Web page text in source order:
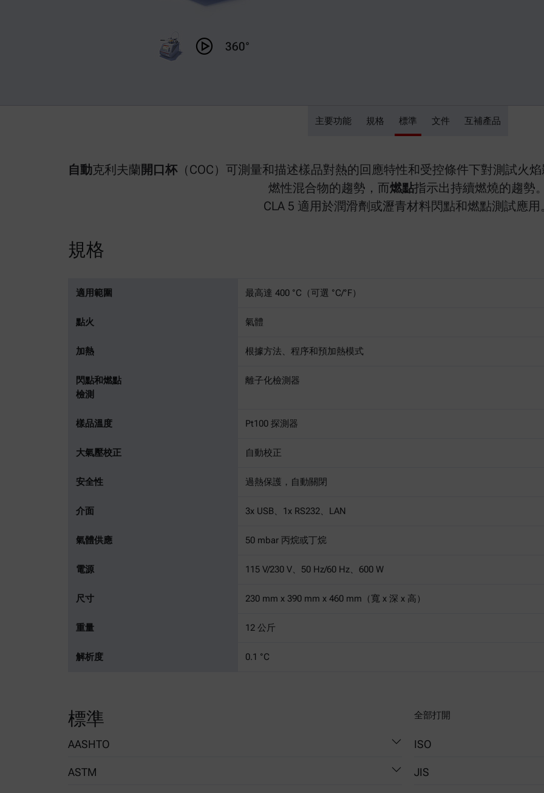
360°
CLA 5
主要功能 規格 標準 文件 互補產品
自動克利夫蘭開口杯（COC）可測量和描述樣品對熱的回應特性和受控條件下對測試火
燃性混合物的趨勢，而燃點指示出持續燃燒的趨勢
CLA 5 適用於潤滑劑或瀝青材料閃點和燃點測試應用
規格
適用範圍 最高達 400 °C（可選 °C/°F）
點火 氣體
加熱 根據方法、程序和預加熱模式
閃點和燃點
檢測
離子化檢測器
樣品溫度 Pt100 探測器
大氣壓校正 自動校正
安全性 過熱保護，自動關閉
介面 3x USB、1x RS232、LAN
氣體供應 50 mbar 丙烷或丁烷
電源 115 V/230 V、50 Hz/60 Hz、600 W
尺寸 230 mm x 390 mm x 460 mm（寬 x 深 x 高）
重量 12 公斤
解析度 0.1 °C
標準 全部打開
AASHTO
T48
ASTM
ISO
2592
JIS